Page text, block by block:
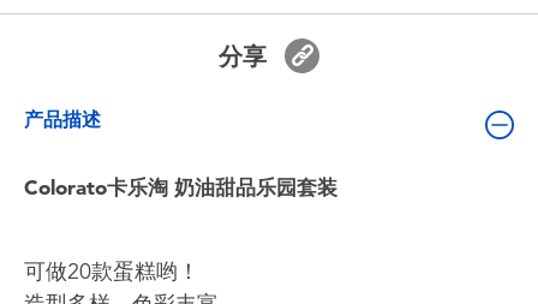
夏日
玩具促销
分享
产品描述
Colorato卡乐淘 奶油甜品乐园套装
可做20款蛋糕哟！